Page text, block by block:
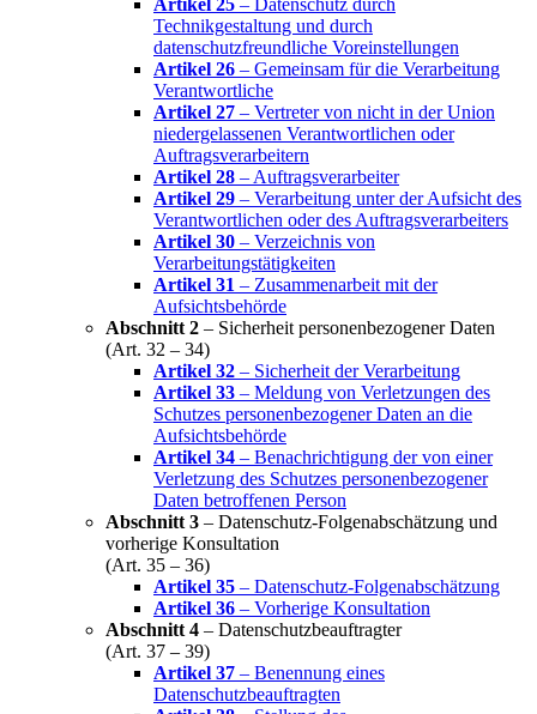
Artikel 25 – Datenschutz durch
Technikgestaltung und durch
datenschutzfreundliche Voreinstellungen
Artikel 26 – Gemeinsam für die Verarbeitung
Verantwortliche
Artikel 27 – Vertreter von nicht in der Union
niedergelassenen Verantwortlichen oder
Auftragsverarbeitern
Artikel 28 – Auftragsverarbeiter
Artikel 29 – Verarbeitung unter der Aufsicht des
Verantwortlichen oder des Auftragsverarbeiters
Artikel 30 – Verzeichnis von
Verarbeitungstätigkeiten
Artikel 31 – Zusammenarbeit mit der
Aufsichtsbehörde
Abschnitt 2 – Sicherheit personenbezogener Daten
(Art. 32 – 34)
Artikel 32 – Sicherheit der Verarbeitung
Artikel 33 – Meldung von Verletzungen des
Schutzes personenbezogener Daten an die
Aufsichtsbehörde
Artikel 34 – Benachrichtigung der von einer
Verletzung des Schutzes personenbezogener
Daten betroffenen Person
Abschnitt 3 – Datenschutz-Folgenabschätzung und
vorherige Konsultation
(Art. 35 – 36)
Artikel 35 – Datenschutz-Folgenabschätzung
Artikel 36 – Vorherige Konsultation
Abschnitt 4 – Datenschutzbeauftragter
(Art. 37 – 39)
Artikel 37 – Benennung eines
Datenschutzbeauftragten